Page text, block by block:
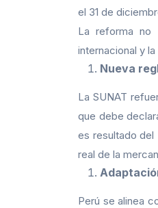
el 31 de
La reforma no
internacional y
Nueva
La SUNAT
que debe
es resultado del
real de la
Perú se alinea